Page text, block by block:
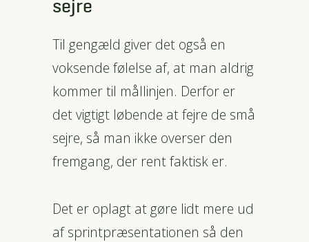
sejre
Til gengæld giver det også en
voksende følelse af, at man aldrig
kommer til mållinjen. Derfor er
det vigtigt løbende at fejre de små
sejre, så man ikke overser den
fremgang, der rent faktisk er.
Det er oplagt at gøre lidt mere ud
af sprintpræsentationen så den